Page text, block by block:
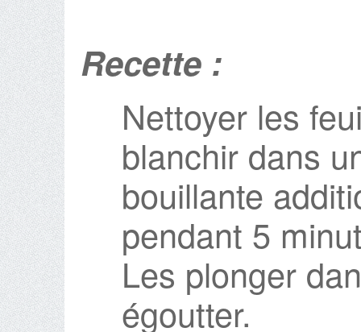
Recette :
Nettoyer les
blanchir dans
bouillante
pendant 5
Les plonger
égoutter.